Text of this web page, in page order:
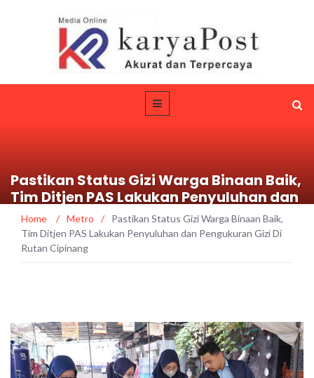
Pastikan Status Gizi Warga Binaan Baik,
Tim Ditjen PAS Lakukan Penyuluhan dan
Pengukuran Gizi Di Rutan Cipinang
Home / Metro /
Pastikan Status Gizi Warga Binaan Baik,
Tim Ditjen PAS Lakukan Penyuluhan dan Pengukuran Gizi Di
Rutan Cipinang